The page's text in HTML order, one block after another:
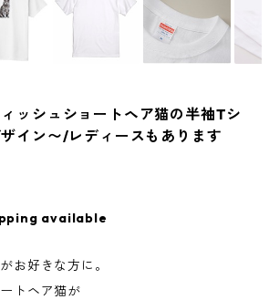
ィッシュショートヘア猫の半袖Tシ
イン〜/レディースもあります
available
お好きな方に。
トヘア猫が